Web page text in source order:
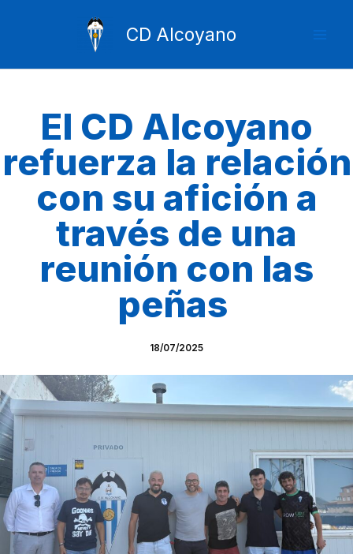
CD Alcoyano
El CD Alcoyano
refuerza la relación
con su afición a
través de una
reunión con las
peñas
18/07/2025